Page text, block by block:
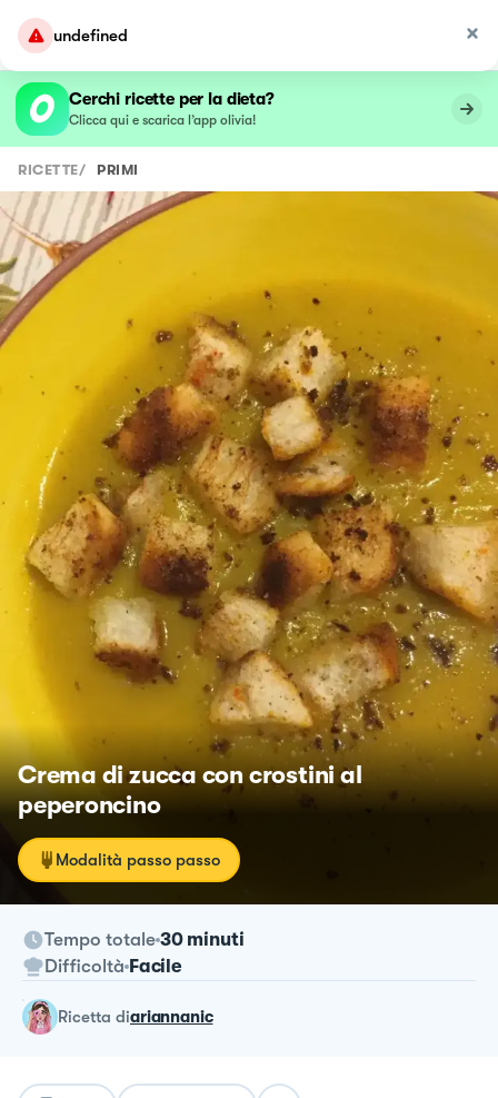
undefined
Cerchi ricette per la dieta?
Clicca qui e scarica l’app olivia!
RICETTE/ PRIMI
Crema di zucca con crostini al
peperoncino
Modalità passo passo
Tempo totale 30 minuti
Difficoltà Facile
ricetta diariannanic